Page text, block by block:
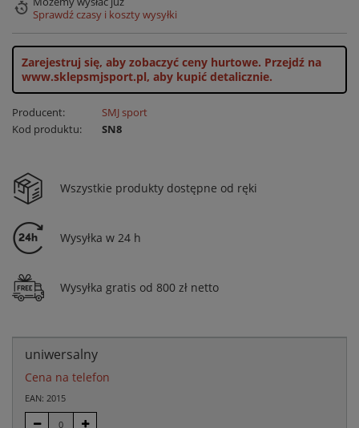
Sprawdź czasy i koszty wysyłki
Zarejestruj się, aby zobaczyć ceny hurtowe. Przejdź na
www.sklepsmjsport.pl, aby kupić detalicznie.
Producent:
SMJ sport
Kod produktu:
SN8
Wszystkie produkty dostępne od ręki
Wysyłka w 24 h
Wysyłka gratis od 800 zł netto
uniwersalny
Cena na telefon
EAN: 2015